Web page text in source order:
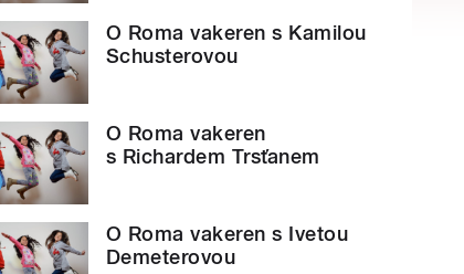
O Roma vakeren s Kamilou
Schusterovou
O Roma vakeren
s Richardem Trsťanem
O Roma vakeren s Ivetou
Demeterovou